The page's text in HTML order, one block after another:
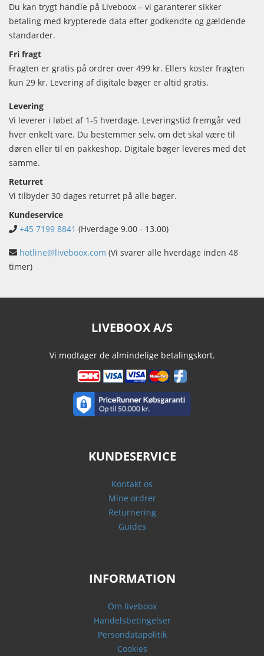
Du kan trygt handle på Liveboox – vi garanterer sikker
betaling med krypterede data efter godkendte og gældende
standarder.
Fri fragt
Fragten er gratis på ordrer over 499 kr. Ellers koster fragten
kun 29 kr. Levering af digitale bøger er altid gratis.
Levering
Vi leverer i løbet af 1-5 hverdage. Leveringstid fremgår ved
hver enkelt vare. Du bestemmer selv, om det skal være til
døren eller til en pakkeshop. Digitale bøger leveres med det
samme.
Returret
Vi tilbyder 30 dages returret på alle bøger.
Kundeservice
+45 7199 8841 (Hverdage 9.00 - 13.00)
hotline@liveboox.com (Vi svarer alle hverdage inden 48
timer)
LIVEBOOX A/S
Vi modtager de almindelige betalingskort.
KUNDESERVICE
Kontakt os
Mine ordrer
Returnering
Guides
INFORMATION
Om liveboox
Handelsbetingelser
Persondatapolitik
Cookies